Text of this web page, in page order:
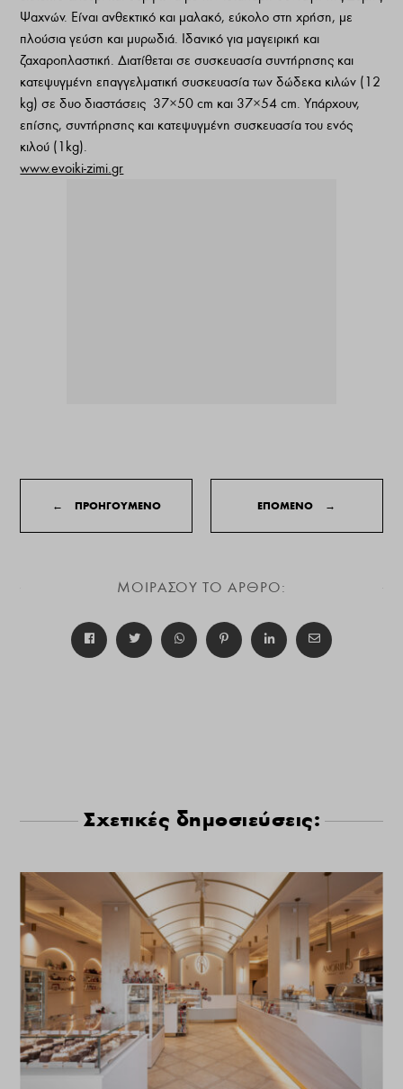
Ψαχνών. Είναι ανθεκτικό και μαλακό, εύκολο στη χρήση, με
πλούσια γεύση και μυρωδιά. Ιδανικό για μαγειρική και
ζαχαροπλαστική. Διατίθεται σε συσκευασία συντήρησης και
κατεψυγμένη επαγγελματική συσκευασία των δώδεκα κιλών (12
kg) σε δυο διαστάσεις 37×50 cm και 37×54 cm. Υπάρχουν,
επίσης, συντήρησης και κατεψυγμένη συσκευασία του ενός
κιλού (1kg).
www.evoiki-zimi.gr
← ΠΡΟΗΓΟΥΜΕΝΟ ΕΠΟΜΕΝΟ →
ΜΟΙΡΑΣΟΥ ΤΟ ΑΡΘΡΟ:
Σχετικές δημοσιεύσεις: